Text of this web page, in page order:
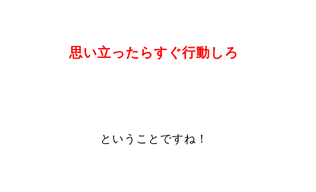
思い立ったらすぐ行動しろ
ということですね！